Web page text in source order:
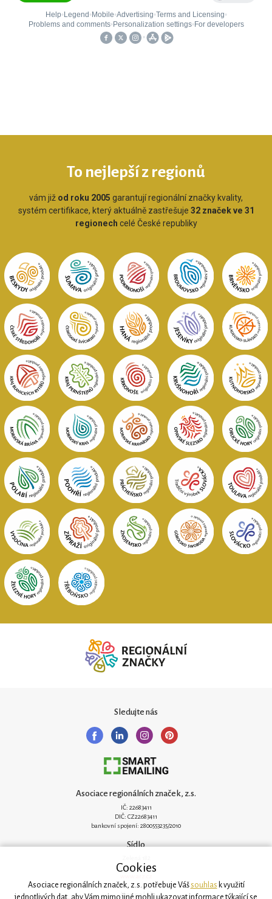
To nejlepší z regionů
vám již od roku 2005 garantují regionální značky kvality,
systém certifikace, který aktuálně zastřešuje 32 značek ve 31
regionech celé České republiky
Sledujte nás
Asociace regionálních značek, z.s.
IČ: 22683411
DIČ: CZ22683411
bankovní spojení: 2800553235/2010
Sídlo
251 62 Mukařov
Kancelář
Cookies
Asociace regionálních značek, z.s. potřebuje Vášsouhlas k využití
jednotlivých dat, aby Vám mimo jiné mohli ukazovat informace týkající se